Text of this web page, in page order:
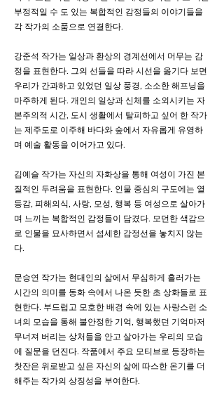
부정적일 수 도 있는 복합적인 감정들의 이야기들을
각 작가의 소품으로 연결한다.
강준석 작가는 일상과 환상의 경계선에서 머무는 감
정을 표현한다. 그의 선들을 따라 시선을 옮기다 보면
우리가 간과하고 있었던 일상 풍경, 소소한 해프닝을
마주하게 된다. 개인의 일상과 신체를 소외시키는 자
본주의적 시간, 도시 생활에서 탈피하고 싶어 한 작가
는 제주도로 이주해 바다와 숲에서 자유롭게 유영하
며 예술 활동을 이어가고 있다.
김예슬 작가는 자신의 자화상을 통해 여성이 가진 본
질적인 두려움을 표현한다. 인물 중심의 구도에는 열
등감, 피해의식, 사랑, 모성, 행복 등 여성으로 살아가
며 느끼는 복합적인 감정들이 담겼다. 모던한 색감으
로 인물을 묘사하면서 섬세한 감정선을 놓치지 않는
다.
문승연 작가는 현대인의 삶에서 무심하게 흘러가는
시간의 의미를 동화 속에서 나온 듯한 초 상화들로 표
현한다. 부드럽고 모호한 배경 속에 있는 사랑스런 소
녀의 모습을 통해 불안정한 기억, 행복했던 기억마저
무너져 버리는 상처들을 안고 살아가는 우리의 모습
에 질문을 던진다. 작품에서 주요 모티브로 등장하는
찻잔은 위로받고 싶은 자신의 삶에 따스한 온기를 더
해주는 작가의 상징성을 부여한다.